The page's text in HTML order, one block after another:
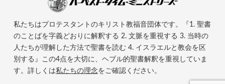
私たちはプロテスタントのキリスト教福音団体です。『1. 聖書
のことばを字義どおりに解釈する 2. 文脈を重視する 3. 当時の
人たちが理解した方法で聖書を読む 4. イスラエルと教会を区
別する』この4点を大切に、ヘブル的聖書解釈を重視していま
す。詳しくは私たちの理念をご確認ください。